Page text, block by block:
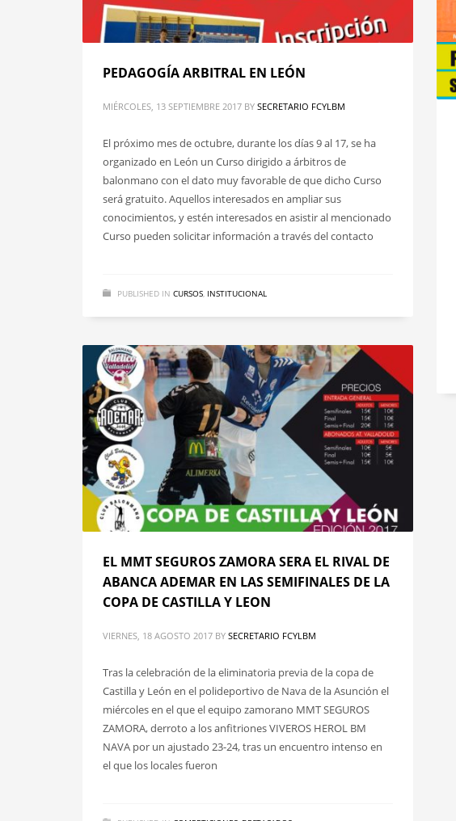
PEDAGOGÍA ARBITRAL EN LEÓN
MIÉRCOLES, 13 SEPTIEMBRE 2017 BY SECRETARIO FCYLBM
El próximo mes de octubre, durante los días 9 al 17, se ha
organizado en León un Curso dirigido a árbitros de
balonmano con el dato muy favorable de que dicho Curso
será gratuito. Aquellos interesados en ampliar sus
conocimientos, y estén interesados en asistir al mencionado
Curso pueden solicitar información a través del contacto
PUBLISHED IN CURSOS, INSTITUCIONAL
EL MMT SEGUROS ZAMORA SERA EL RIVAL DE
ABANCA ADEMAR EN LAS SEMIFINALES DE LA
COPA DE CASTILLA Y LEON
VIERNES, 18 AGOSTO 2017 BY SECRETARIO FCYLBM
Tras la celebración de la eliminatoria previa de la copa de
Castilla y León en el polideportivo de Nava de la Asunción el
miércoles en el que el equipo zamorano MMT SEGUROS
ZAMORA, derroto a los anfitriones VIVEROS HEROL BM
NAVA por un ajustado 23-24, tras un encuentro intenso en
el que los locales fueron